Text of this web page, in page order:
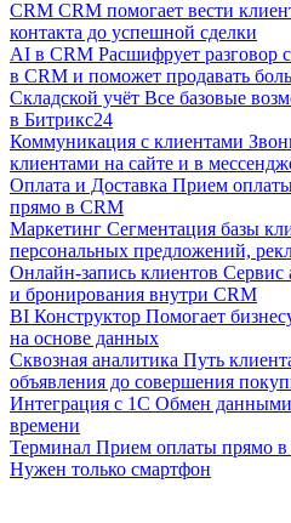
CRM CRM помогает вести
контакта до успешной сделки
AI в CRM Расшифрует разговор
в CRM и поможет продавать
Складской учёт Все базовые
в Битрикс24
Коммуникация с клиентами
клиентами на сайте и в
Оплата и Доставка Прием
прямо в CRM
Маркетинг Сегментация базы
персональных предложений,
Онлайн-запись клиентов Сервис
и бронирования внутри CRM
BI Конструктор Помогает
на основе данных
Сквозная аналитика Путь
объявления до совершения
Интеграция с 1С Обмен данными
времени
Терминал Прием оплаты прямо
Нужен только смартфон